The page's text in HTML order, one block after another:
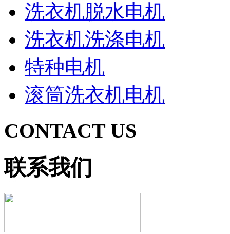
洗衣机脱水电机
洗衣机洗涤电机
特种电机
滚筒洗衣机电机
CONTACT US
联系我们